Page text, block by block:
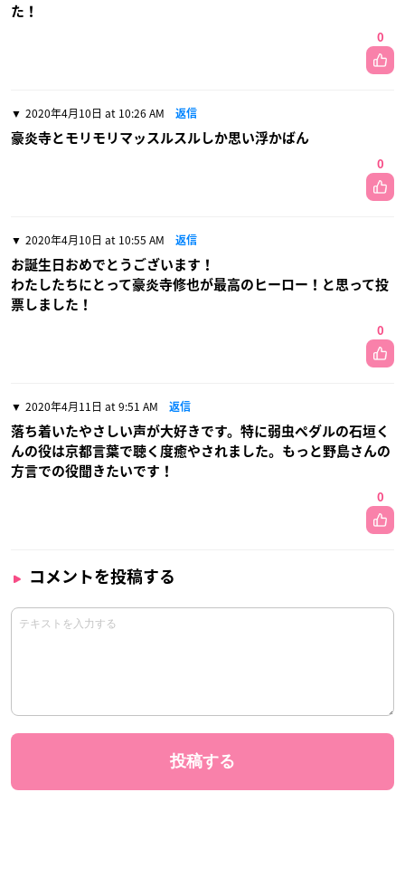
た！
0
2020年4月10日 at 10:26 AM 返信
豪炎寺とモリモリマッスルスルしか思い浮かばん
0
2020年4月10日 at 10:55 AM 返信
お誕生日おめでとうございます！
わたしたちにとって豪炎寺修也が最高のヒーロー！と思って投
票しました！
0
2020年4月11日 at 9:51 AM 返信
落ち着いたやさしい声が大好きです。特に弱虫ペダルの石垣く
んの役は京都言葉で聴く度癒やされました。もっと野島さんの
方言での役聞きたいです！
0
コメントを投稿する